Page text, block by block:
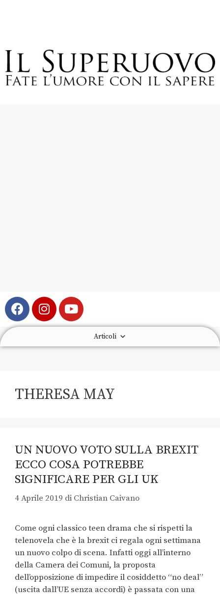
Articoli
THERESA MAY
UN NUOVO VOTO SULLA BREXIT
ECCO COSA POTREBBE
SIGNIFICARE PER GLI UK
4 Aprile 2019 di Christian Caivano
Come ogni classico teen drama che si rispetti la
telenovela che è la brexit ci regala ogni settimana
un nuovo colpo di scena. Infatti oggi all’interno
della Camera dei Comuni, la proposta
dell’opposizione di impedire il cosiddetto “no deal”
(uscita dall’UE senza accordi) è passata con una